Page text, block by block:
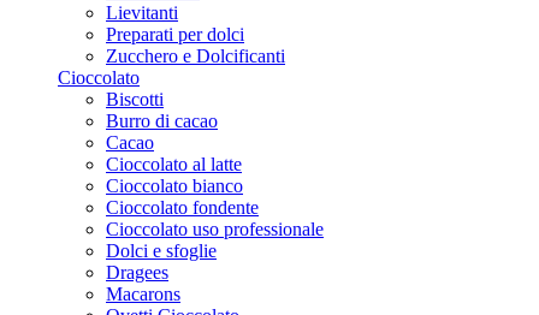
Lievitanti
Preparati per dolci
Zucchero e Dolcificanti
Cioccolato
Biscotti
Burro di cacao
Cacao
Cioccolato al latte
Cioccolato bianco
Cioccolato fondente
Cioccolato uso professionale
Dolci e sfoglie
Dragees
Macarons